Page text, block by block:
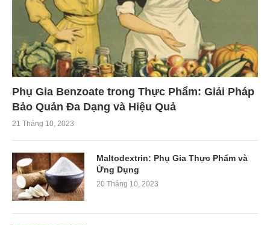
Phụ Gia Benzoate trong Thực Phẩm: Giải Pháp
Bảo Quản Đa Dạng và Hiệu Quả
21 Tháng 10, 2023
Maltodextrin: Phụ Gia Thực Phẩm và
Ứng Dụng
20 Tháng 10, 2023